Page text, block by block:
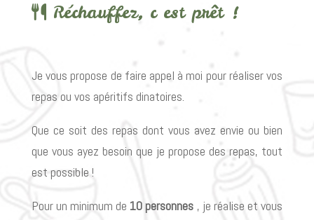
Réchauffez, c est prêt !
Je vous propose de faire appel à moi pour réaliser vos
repas ou vos apéritifs dinatoires.
Que ce soit des repas dont vous avez envie ou bien
que vous ayez besoin que je propose des repas, tout
est possible !
Pour un minimum de 10 personnes , je réalise et vous